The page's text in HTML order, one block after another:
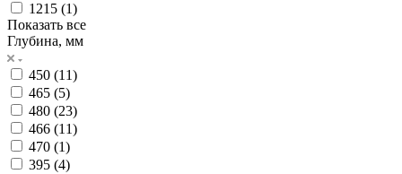
1215 (1)
Показать все
Глубина, мм
450 (11)
465 (5)
480 (23)
466 (11)
470 (1)
395 (4)